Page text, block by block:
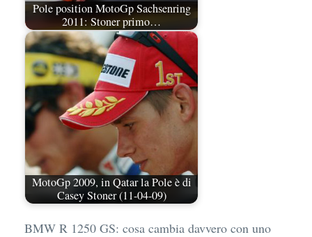
Pole position MotoGp Sachsenring
2011: Stoner primo…
MotoGp 2009, in Qatar la Pole è di
Casey Stoner (11-04-09)
BMW R 1250 GS: cosa cambia davvero con uno